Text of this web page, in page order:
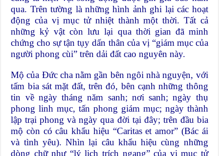
qua. Trên tường là những hình ảnh ghi lại các hoạt
động của vị mục tử nhiệt thành một thời. Tất cả
những kỷ vật còn lưu lại qua thời gian đã minh
chứng cho sự tận tụy dấn thân của vị “giám mục của
người phong cùi” trên dải đất cao nguyên này.
Mộ của Ðức cha nằm gần bên ngôi nhà nguyện, với
tấm bia sát mặt đất, trên đó, bên cạnh những thông
tin về ngày tháng năm sanh; nơi sanh; ngày thụ
phong linh mục, tấn phong giám mục; ngày thành
lập trại phong và ngày qua đời tại đây; trên đầu bia
mộ còn có câu khẩu hiệu “Caritas et amor” (Bác ái
và tình yêu). Nhìn lại câu khẩu hiệu cùng những
dòng chữ như “lý lịch trích ngang” của vị mục tử